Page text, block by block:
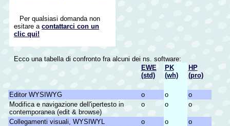
Per qualsiasi domanda non
esitare acontattarci con un
clic qui!
Ecco una tabella di confronto fra alcuni dei ns. software:
EWE
(std)
PK
(wh)
HP
(pro)
Editor WYSIWYG o o
o
Modifica e navigazione dell'ipertesto in
contemporanea (edit & browse)
o o o
Collegamenti visuali, WYSIWYL o o
o